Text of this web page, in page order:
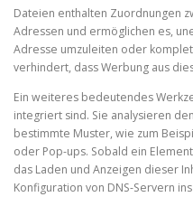
Dateien enthalten Zuordnungen
Adressen und ermöglichen es,
Adresse umzuleiten oder
verhindert, dass Werbung aus
Ein weiteres bedeutendes
integriert sind. Sie analysieren
bestimmte Muster, wie zum
oder Pop-ups. Sobald ein
das Laden und Anzeigen dieser
Konfiguration von DNS-Servern